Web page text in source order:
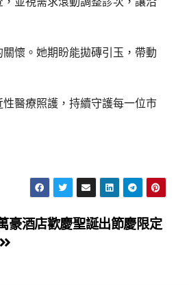
懷。她期盼能拋磚引玉，帶動
醫療照護，持續守護每一位市
豪酒店歡慶聖誕出節慶限定